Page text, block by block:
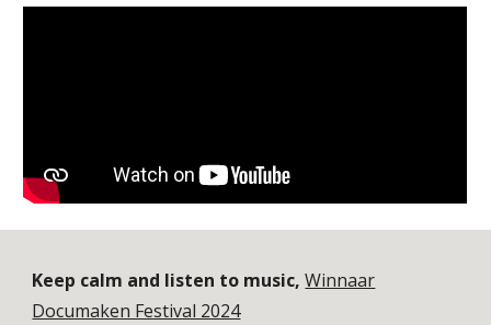
Keep calm and listen to music,Winnaar
Documaken Festival 2024